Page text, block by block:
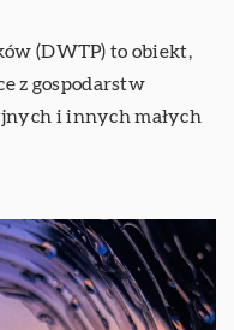
(DWTP) to obiekt,
z gospodarstw
i innych małych